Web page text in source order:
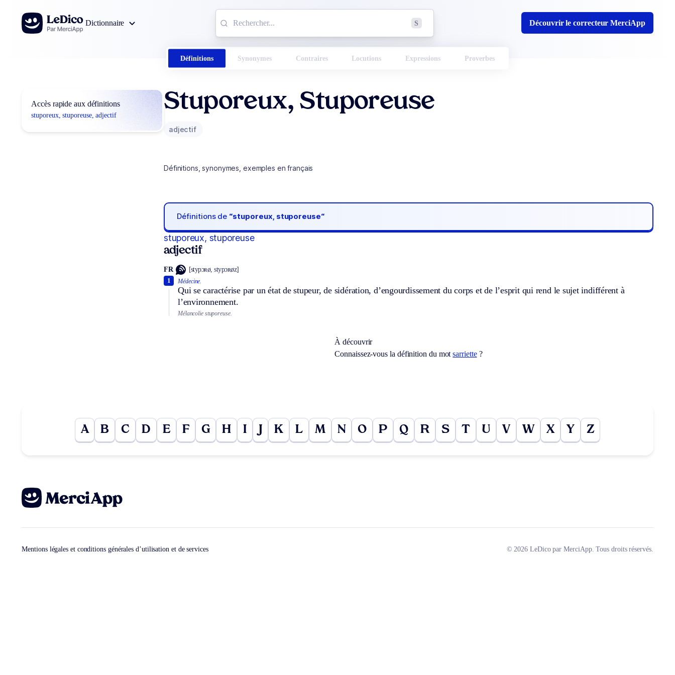
Aller au contenu
Dictionnaire
S Découvrir le correcteur MerciApp
Définitions Synonymes Contraires Locutions Expressions Proverbes
Accès rapide aux définitions
stuporeux, stuporeuse, adjectif
Stuporeux, Stuporeuse
adjectif
Définitions, synonymes, exemples en français
Définitions de “stuporeux, stuporeuse“
stuporeux, stuporeuse
adjectif
FR [stypɔʀø, stypɔʀøz]
Médecine.
Qui se caractérise par un état de stupeur, de sidération, d’engourdissement du corps et de l’esprit qui rend le sujet indifférent à
l’environnement.
1
Mélancolie stuporeuse.
À découvrir
Connaissez-vous la définition du motsarriette?
A B C D E F G H I J K L M N O P Q R S T U V W X Y Z
Mentions légales et conditions générales d’utilisation et de services © 2026 LeDico par MerciApp. Tous droits réservés.